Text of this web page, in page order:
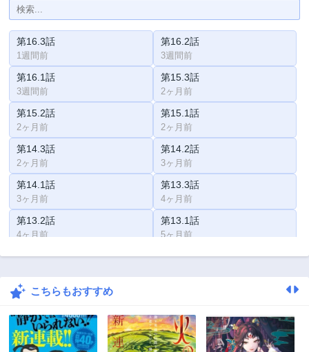
第16.3話
1週間前
第16.2話
3週間前
第16.1話
3週間前
第15.3話
2ヶ月前
第15.2話
2ヶ月前
第15.1話
2ヶ月前
第14.3話
2ヶ月前
第14.2話
3ヶ月前
第14.1話
3ヶ月前
第13.3話
4ヶ月前
第13.2話
4ヶ月前
第13.1話
5ヶ月前
第12.3話 第12.2話
第12.1話
第11.2話
7ヶ月前
第11.1話
7ヶ月前
こちらもおすすめ